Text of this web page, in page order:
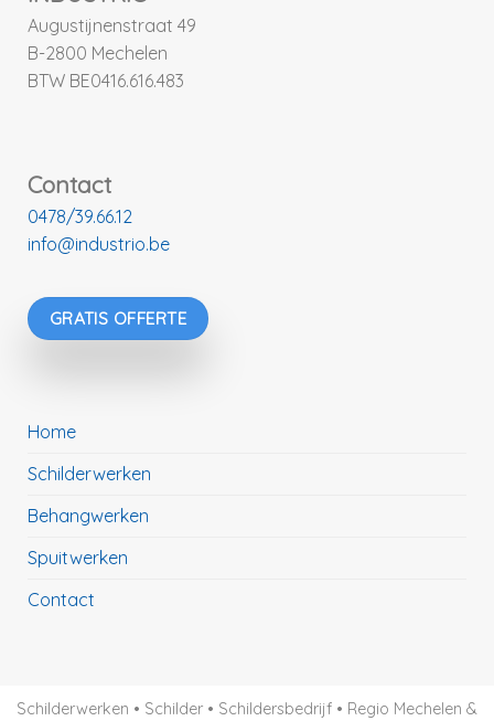
Augustijnenstraat 49
B-2800 Mechelen
BTW BE0416.616.483
Contact
0478/39.66.12
info@industrio.be
GRATIS OFFERTE
Home
Schilderwerken
Behangwerken
Spuitwerken
Contact
Schilderwerken • Schilder • Schildersbedrijf • Regio Mechelen &